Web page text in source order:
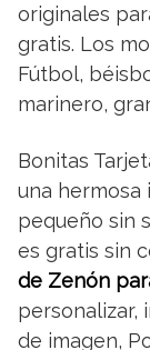
originales
gratis. Los
Fútbol,
marinero,
Bonitas
una hermosa
pequeño sin
es gratis sin
de Zenón
personalizar,
de imagen,